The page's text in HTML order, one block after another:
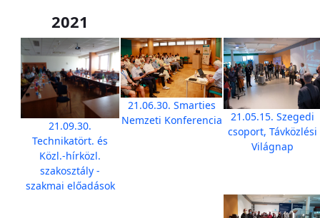
2021
21.09.30.
Technikatört. és
Közl.-hírközl.
szakosztály -
szakmai előadások
21.06.30. Smarties
Nemzeti Konferencia
21.05.15. Szegedi
csoport, Távközlési
Világnap